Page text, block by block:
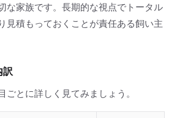
な家族です。長期的な視点でトータル
見積もっておくことが責任ある飼い主
訳
ごとに詳しく見てみましょう。